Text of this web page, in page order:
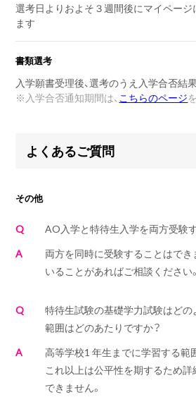
選考日よりおよそ３週間後にマイペー
ます
書類選考
入学願書受理後、選考のうえ入学合否結
※ 入学合否通知期間は、 こちらのページ
よくあるご質問
その他
Q
AO入学と特待生入学を両方受験
A
両方を同時に受験することはでき
いることがあればご相談ください。
Q
特待生試験の基礎学力試験はどの
範囲はどのあたりですか？
A
高等学校1 年生までに学習する範
これ以上は公平性を期するため
できません。